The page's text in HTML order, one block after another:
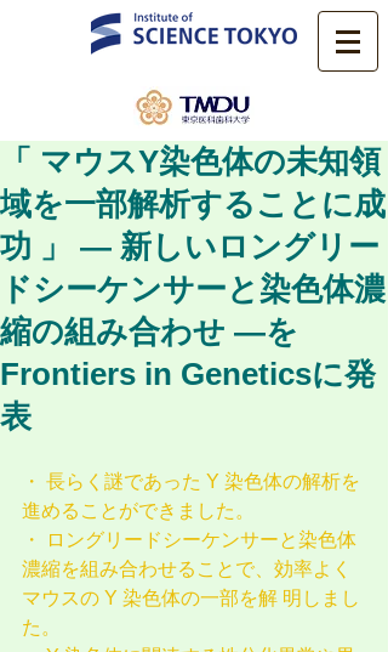
「 マウスY染色体の未知領
域を一部解析することに成
功 」 ― 新しいロングリー
ドシーケンサーと染色体濃
縮の組み合わせ ―を
Frontiers in Geneticsに発
表
・ 長らく謎であった Y 染色体の解析を
進めることができました。
・ ロングリードシーケンサーと染色体
濃縮を組み合わせることで、効率よく
マウスの Y 染色体の一部を解 明しまし
た。